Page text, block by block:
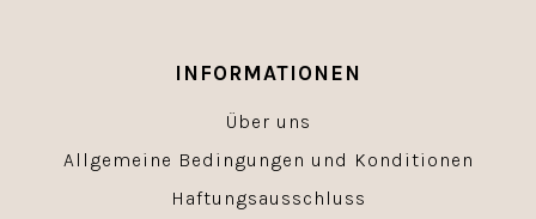
INFORMATIONEN
Über uns
Allgemeine Bedingungen und Konditionen
Haftungsausschluss